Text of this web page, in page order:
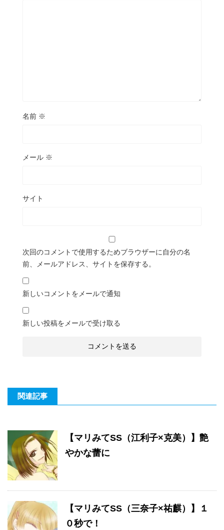
名前 ※
メール ※
サイト
次回のコメントで使用するためブラウザーに自分の名
前、メールアドレス、サイトを保存する。
新しいコメントをメールで通知
新しい投稿をメールで受け取る
関連記事
【マリみてSS（江利子×克美）】艶
やかな蕾に
【マリみてSS（三奈子×祐麒）】１
０秒で！